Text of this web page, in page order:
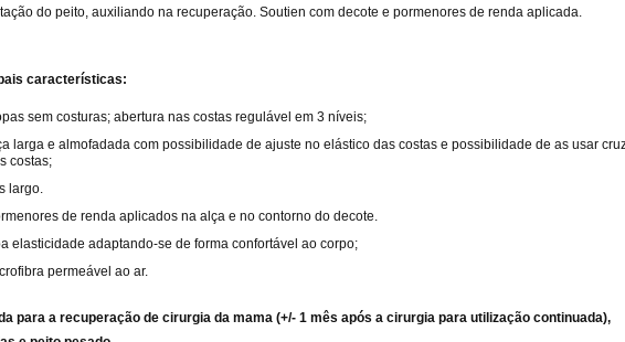
do peito, auxiliando na recuperação. Soutien com decote e pormenores de renda aplicada.
características:
sem costuras; abertura nas costas regulável em 3 níveis;
larga e almofadada com possibilidade de ajuste no elástico das costas e possibilidade de as usar
costas;
largo.
de renda aplicados na alça e no contorno do decote.
elasticidade adaptando-se de forma confortável ao corpo;
permeável ao ar.
para a recuperação de cirurgia da mama (+/- 1 mês após a cirurgia para utilização continuada),